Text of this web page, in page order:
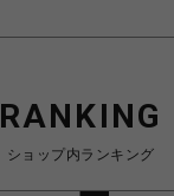
RANKING
ショップ内ランキング